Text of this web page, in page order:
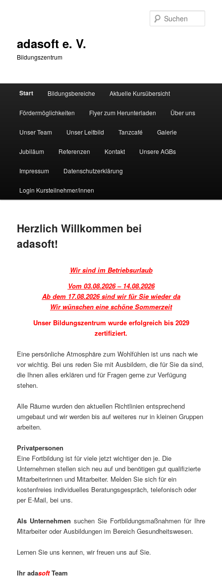
adasoft e. V.
Bildungszentrum
Hauptmenü
Start Bildungsbereiche Aktuelle Kursübersicht
Fördermöglichkeiten Flyer zum Herunterladen Über uns
Unser Team Unser Leitbild Tanzcafé Galerie
Jubiläum Referenzen Kontakt Unsere AGBs
Impressum Datenschutzerklärung
Login Kursteilnehmer/innen
Herzlich Willkommen bei
adasoft!
Wir sind im Betriebsurlaub
Vom 03.08.2026 – 14.08.2026
Ab dem 17.08.2026 sind wir für Sie wieder da
Wir wünschen eine schöne Sommerzeit
Unser Bildungszentrum wurde erfolgreich bis 2029
zertifiziert.
Eine persönliche Atmosphäre zum Wohlfühlen ist uns nach wie
vor wichtig. Bei uns reden Sie mit Ausbildern, die für Sie da sind,
die Ihnen alles erklären und für Fragen gerne zur Verfügung
stehen.
Alle Räume wurden den aktuellen Richtlinien entsprechend
umgebaut und wir werden bis auf weiteres nur in kleinen Gruppen
arbeiten.
Privatpersonen
Eine Fortbildung ist für viele jetzt wichtiger den je. Die
Unternehmen stellen sich neu auf und benötigen gut qualifizierte
Mitarbeiterinnen und Mitarbeiter. Melden Sie sich für ein
kostenfreies individuelles Beratungsgespräch, telefonisch oder
per E-Mail, bei uns.
Als Unternehmen suchen Sie Fortbildungsmaßnahmen für Ihre
Mitarbeiter oder Ausbildungen im Bereich Gesundheitswesen.
Lernen Sie uns kennen, wir freuen uns auf Sie.
Ihr adasoft Team